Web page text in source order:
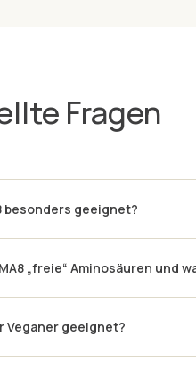
Fragen
besonders geeignet?
„freie“ Aminosäuren und
Veganer geeignet?